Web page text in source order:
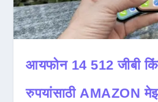
आयफोन 14 512 जीबी
रुपयांसाठी AMAZON